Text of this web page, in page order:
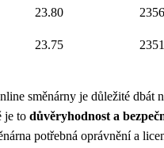
23.80
23.75
směnárny je důležité dbát
je to důvěryhodnost a
potřebná oprávnění a